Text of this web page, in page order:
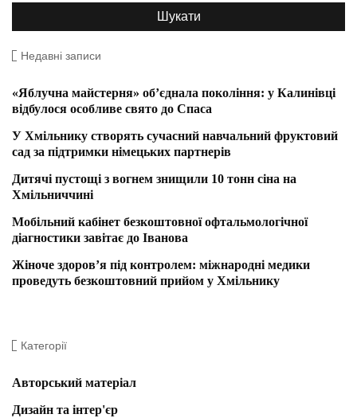
Недавні записи
«Яблучна майстерня» об’єднала покоління: у Калинівці
відбулося особливе свято до Спаса
У Хмільнику створять сучасний навчальний фруктовий
сад за підтримки німецьких партнерів
Дитячі пустощі з вогнем знищили 10 тонн сіна на
Хмільниччині
Мобільний кабінет безкоштовної офтальмологічної
діагностики завітає до Іванова
Жіноче здоров’я під контролем: міжнародні медики
проведуть безкоштовний прийом у Хмільнику
Категорії
Авторський матеріал
Дизайн та інтер'єр